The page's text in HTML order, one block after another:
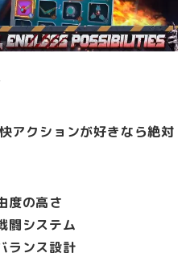
アクションが好きなら絶対
度の高さ
闘システム
ランス設計